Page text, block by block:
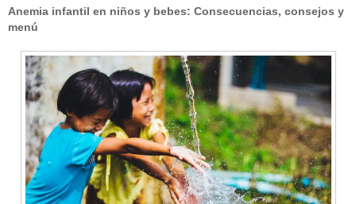
Anemia infantil en niños y bebes: Consecuencias, consejos y
menú